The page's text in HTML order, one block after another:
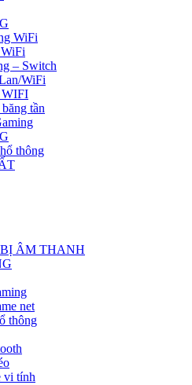
WiFi
– Switch
WiFi
tần
thông
ÂM THANH
net
thông
vi tính